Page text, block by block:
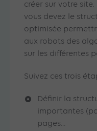
créer sur votre
vous devez le
optimisée
aux robots des
sur les différentes
Suivez ces trois
Définir la
importantes
pages…